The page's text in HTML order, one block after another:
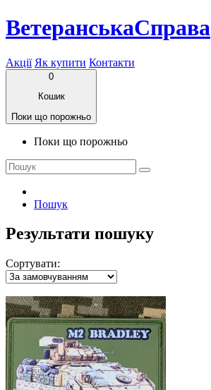
ВетеранськаСправа
Акції Як купити Контакти
0
Кошик
Поки що порожньо
Поки що порожньо
Пошук
Результати пошуку
Сортувати: